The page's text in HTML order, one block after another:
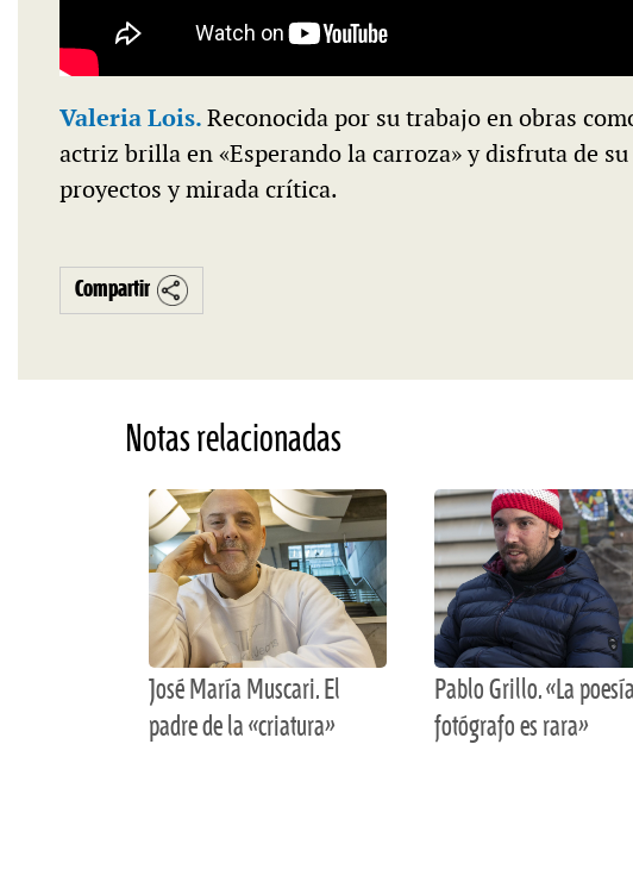
Valeria Lois.Reconocida por su trabajo en obras
actriz brilla en «Esperando la carroza» y disfruta de
proyectos y mirada crítica.
Compartir
Notas relacionadas
José María Muscari. El
padre de la «criatura»
Pablo Grillo. «La
fotógrafo es rara»